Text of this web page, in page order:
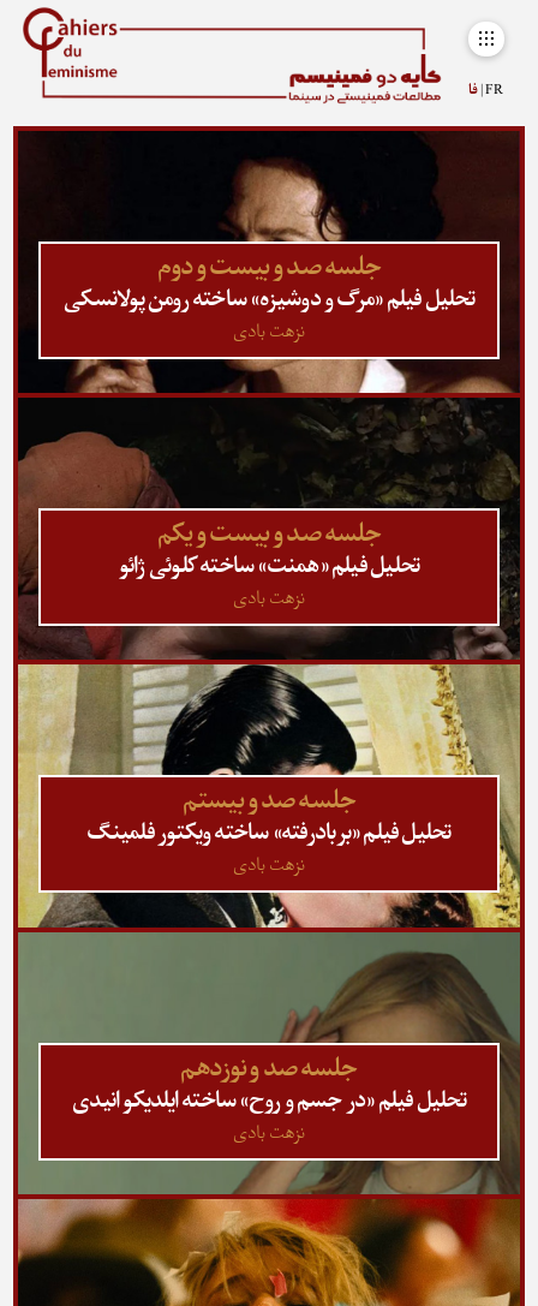
FR | فا
جلسه صد و بیست و دوم
تحلیل فیلم «مرگ و دوشیزه» ساخته رومن پولانسکی
نزهت بادی
جلسه صد و بیست و یکم
تحلیل فیلم «همنت» ساخته کلوئی ژائو
نزهت بادی
جلسه صد و بیستم
تحلیل فیلم «بربادرفته» ساخته ویکتور فلمینگ
نزهت بادی
جلسه صد و نوزدهم
تحلیل فیلم «در جسم و روح» ساخته ایلدیکو انیدی
نزهت بادی